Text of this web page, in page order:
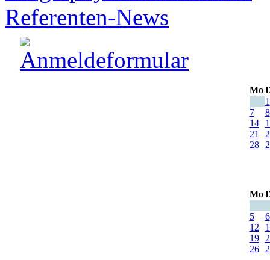
Referenten-News
Mo
1
7
8
14
21
28
Mo
5
6
12
19
26